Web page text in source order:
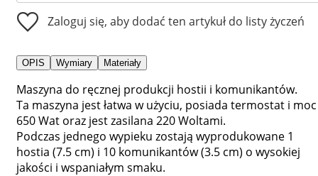
Zaloguj się, aby dodać ten artykuł do listy życzeń
OPIS Wymiary Materiały
Maszyna do ręcznej produkcji hostii i komunikantów.
Ta maszyna jest łatwa w użyciu, posiada termostat i moc
650 Wat oraz jest zasilana 220 Woltami.
Podczas jednego wypieku zostają wyprodukowane 1
hostia (7.5 cm) i 10 komunikantów (3.5 cm) o wysokiej
jakości i wspaniałym smaku.